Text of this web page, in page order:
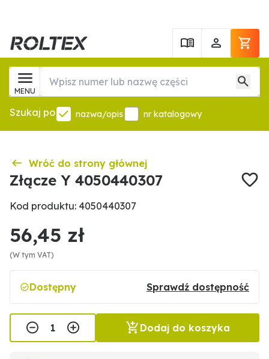
MENU
Szukaj po nazwa/opis nr katalogowy
Wróć do strony głównej
Złącze Y 4050440307
Kod produktu: 4050440307
56,45 zł
(W tym VAT)
Dostępny Sprawdź dostępność
Dodaj do koszyka